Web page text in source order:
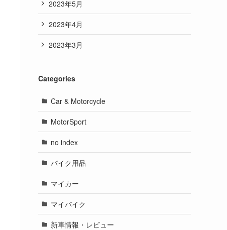
2023年5月
2023年4月
2023年3月
Categories
Car & Motorcycle
MotorSport
no index
バイク用品
マイカー
マイバイク
新車情報・レビュー